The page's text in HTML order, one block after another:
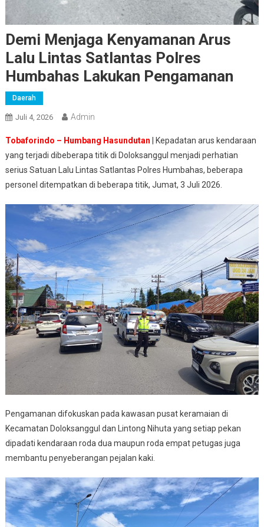
Demi Menjaga Kenyamanan Arus
Lalu Lintas Satlantas Polres
Humbahas Lakukan Pengamanan
Daerah
Juli 4, 2026 Admin
Tobaforindo – Humbang Hasundutan | Kepadatan arus kendaraan
yang terjadi dibeberapa titik di Doloksanggul menjadi perhatian
serius Satuan Lalu Lintas Satlantas Polres Humbahas, beberapa
personel ditempatkan di beberapa titik, Jumat, 3 Juli 2026.
Pengamanan difokuskan pada kawasan pusat keramaian di
Kecamatan Doloksanggul dan Lintong Nihuta yang setiap pekan
dipadati kendaraan roda dua maupun roda empat petugas juga
membantu penyeberangan pejalan kaki.